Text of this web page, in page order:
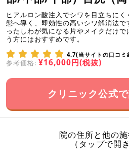
ヒアルロン酸注入でシワを目立ちに
態へ導く、即効性の高いシワ解消法
ったしわが気になる片やメイクだけ
う方にはおすすめです。
4.7(当サイトの口コミ
参考価格: ¥16,000円(税抜)
クリニック公式
院の住所と他の
（タップで開